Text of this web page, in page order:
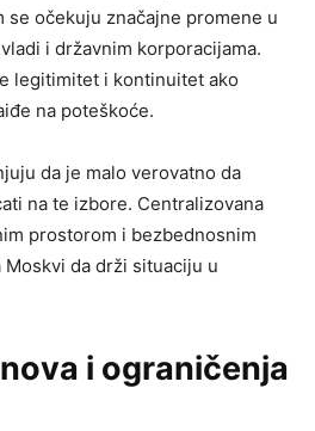
se očekuju značajne promene u
i državnim korporacijama.
legitimitet i kontinuitet ako
na poteškoće.
da je malo verovatno da
na te izbore. Centralizovana
prostorom i bezbednosnim
da drži situaciju u
i ograničenja